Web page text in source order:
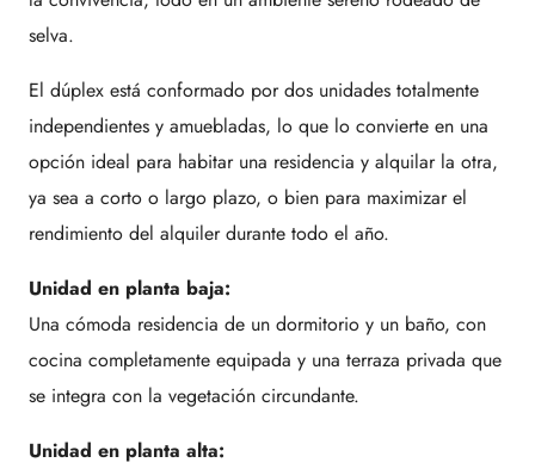
selva.
El dúplex está conformado por dos unidades totalmente
independientes y amuebladas, lo que lo convierte en una
opción ideal para habitar una residencia y alquilar la otra,
ya sea a corto o largo plazo, o bien para maximizar el
rendimiento del alquiler durante todo el año.
Unidad en planta baja:
Una cómoda residencia de un dormitorio y un baño, con
cocina completamente equipada y una terraza privada que
se integra con la vegetación circundante.
Unidad en planta alta: